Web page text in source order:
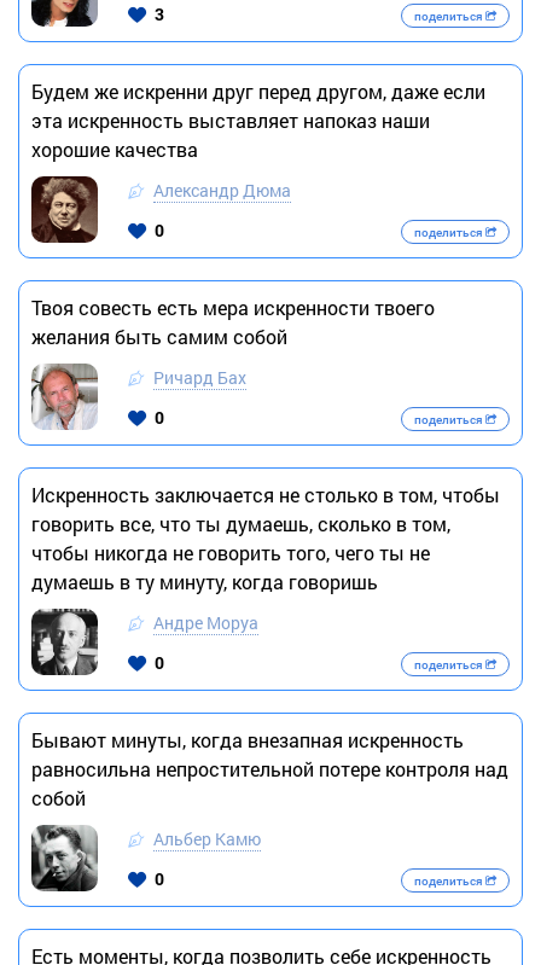
3
поделиться
Будем же искренни друг перед другом, даже если
эта искренность выставляет напоказ наши
хорошие качества
Александр Дюма
0
поделиться
Твоя совесть есть мера искренности твоего
желания быть самим собой
Ричард Бах
0
поделиться
Искренность заключается не столько в том, чтобы
говорить все, что ты думаешь, сколько в том,
чтобы никогда не говорить того, чего ты не
думаешь в ту минуту, когда говоришь
Андре Моруа
0
поделиться
Бывают минуты, когда внезапная искренность
равносильна непростительной потере контроля над
собой
Альбер Камю
0
поделиться
Есть моменты, когда позволить себе искренность